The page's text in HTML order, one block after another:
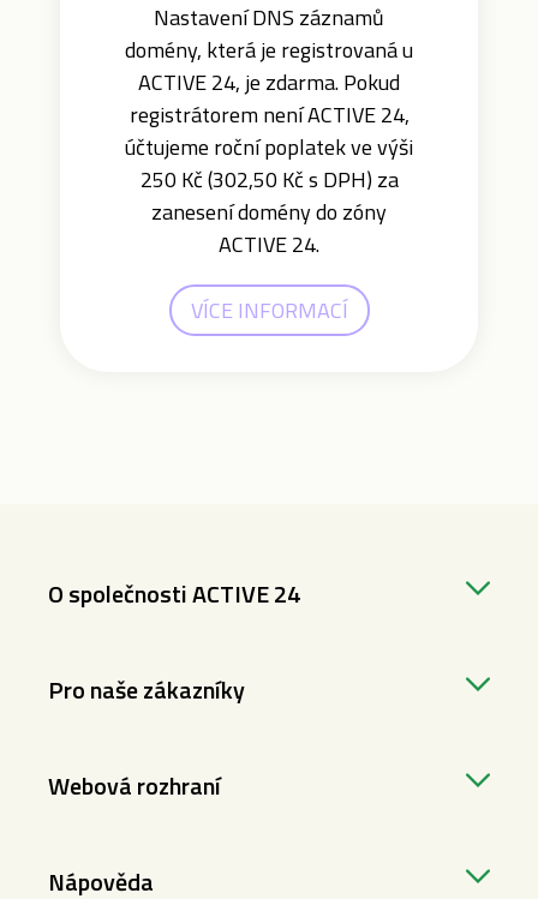
Nastavení DNS záznamů
domény, která je registrovaná u
ACTIVE 24, je zdarma. Pokud
registrátorem není ACTIVE 24,
účtujeme roční poplatek ve výši
250 Kč (302,50 Kč s DPH) za
zanesení domény do zóny
ACTIVE 24.
VÍCE INFORMACÍ
O společnosti ACTIVE 24
Pro naše zákazníky
Webová rozhraní
Nápověda